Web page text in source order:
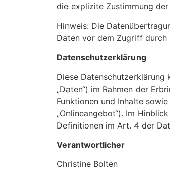
die explizite Zustimmung
Hinweis: Die
Daten vor dem Zugriff
Datenschutzerklärung
Diese
„Daten“) im Rahmen der
Funktionen und Inhalte
„Onlineangebot“). Im
Definitionen im Art. 4 der
Verantwortlicher
Christine Bolten